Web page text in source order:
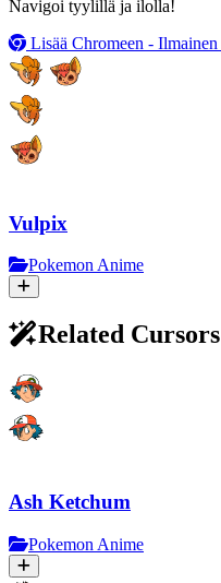
Navigoi tyylillä ja ilolla!
Lisää Chromeen - Ilmainen
Vulpix
Pokemon Anime
Related Cursors
Ash Ketchum
Pokemon Anime